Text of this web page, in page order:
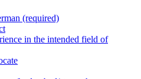
(required)
in the intended field of